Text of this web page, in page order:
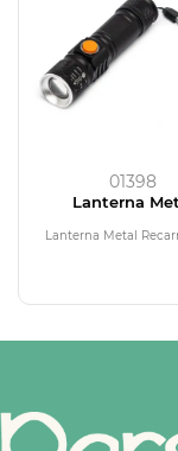
01398
Lanterna
Lanterna Metal